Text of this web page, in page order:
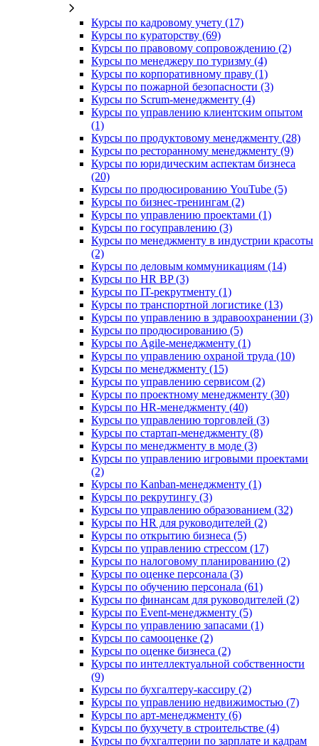
Курсы по кадровому учету (17)
Курсы по кураторству (69)
Курсы по правовому сопровождению (2)
Курсы по менеджеру по туризму (4)
Курсы по корпоративному праву (1)
Курсы по пожарной безопасности (3)
Курсы по Scrum-менеджменту (4)
Курсы по управлению клиентским опытом
(1)
Курсы по продуктовому менеджменту (28)
Курсы по ресторанному менеджменту (9)
Курсы по юридическим аспектам бизнеса
(20)
Курсы по продюсированию YouTube (5)
Курсы по бизнес-тренингам (2)
Курсы по управлению проектами (1)
Курсы по госуправлению (3)
Курсы по менеджменту в индустрии красоты
(2)
Курсы по деловым коммуникациям (14)
Курсы по HR BP (3)
Курсы по IT-рекрутменту (1)
Курсы по транспортной логистике (13)
Курсы по управлению в здравоохранении (3)
Курсы по продюсированию (5)
Курсы по Agile-менеджменту (1)
Курсы по управлению охраной труда (10)
Курсы по менеджменту (15)
Курсы по управлению сервисом (2)
Курсы по проектному менеджменту (30)
Курсы по HR-менеджменту (40)
Курсы по управлению торговлей (3)
Курсы по стартап-менеджменту (8)
Курсы по менеджменту в моде (3)
Курсы по управлению игровыми проектами
(2)
Курсы по Kanban-менеджменту (1)
Курсы по рекрутингу (3)
Курсы по управлению образованием (32)
Курсы по HR для руководителей (2)
Курсы по открытию бизнеса (5)
Курсы по управлению стрессом (17)
Курсы по налоговому планированию (2)
Курсы по оценке персонала (3)
Курсы по обучению персонала (61)
Курсы по финансам для руководителей (2)
Курсы по Event-менеджменту (5)
Курсы по управлению запасами (1)
Курсы по самооценке (2)
Курсы по оценке бизнеса (2)
Курсы по интеллектуальной собственности
(9)
Курсы по бухгалтеру-кассиру (2)
Курсы по управлению недвижимостью (7)
Курсы по арт-менеджменту (6)
Курсы по бухучету в строительстве (4)
Курсы по бухгалтерии по зарплате и кадрам